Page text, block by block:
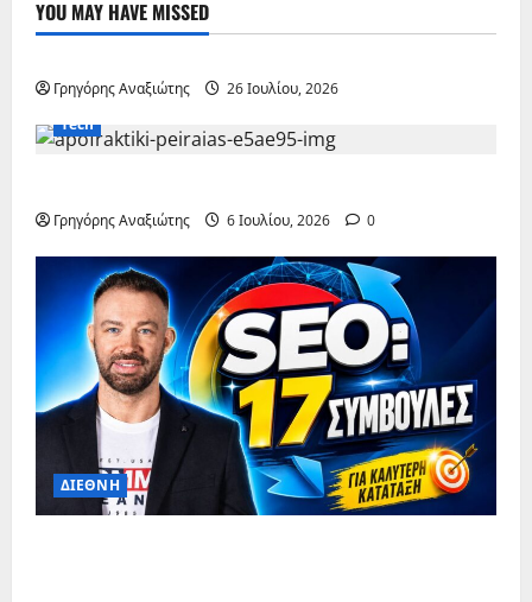
YOU MAY HAVE MISSED
ΔΙΕΘΝΗ
Γρηγόρης Αναξιώτης
26 Ιουλίου, 2026
Tech
Γρηγόρης Αναξιώτης 6 Ιουλίου, 2026 0
ΔΙΕΘΝΗ